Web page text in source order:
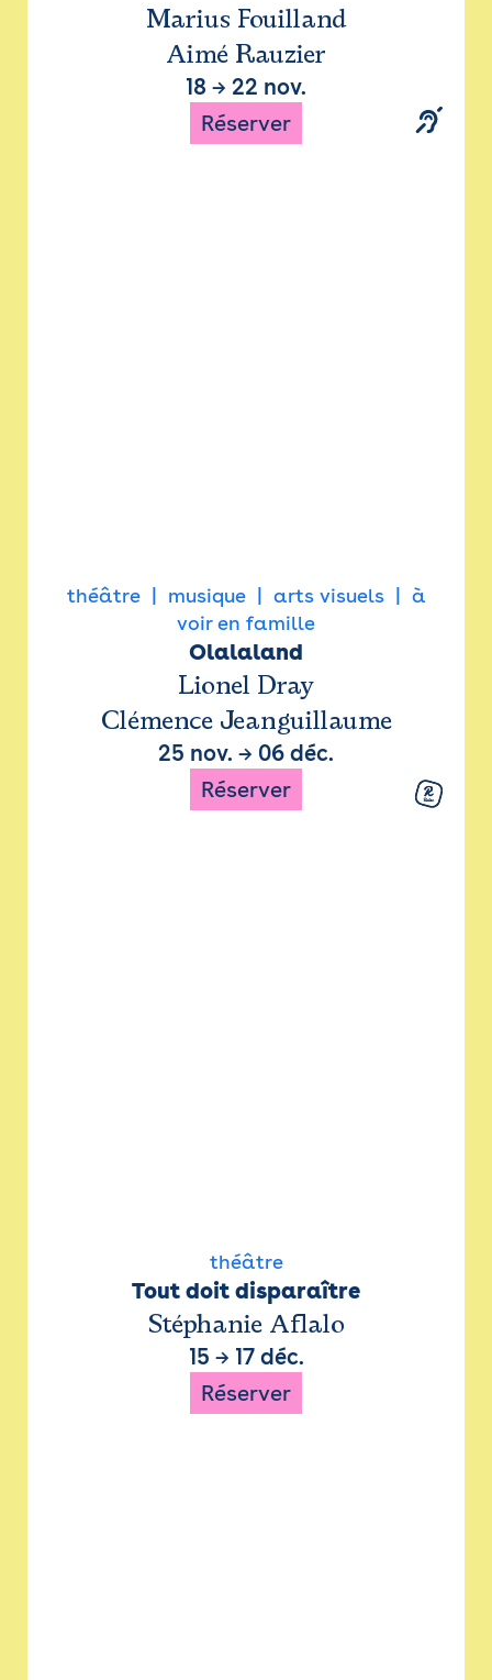
Marius Fouilland
Aimé Rauzier
18 → 22 nov.
Réserver
théâtre musique arts visuels
à
voir en famille
Olalaland
Lionel Dray
Clémence Jeanguillaume
25 nov. → 06 déc.
Réserver
théâtre
Tout doit disparaître
Stéphanie Aflalo
15 → 17 déc.
Réserver